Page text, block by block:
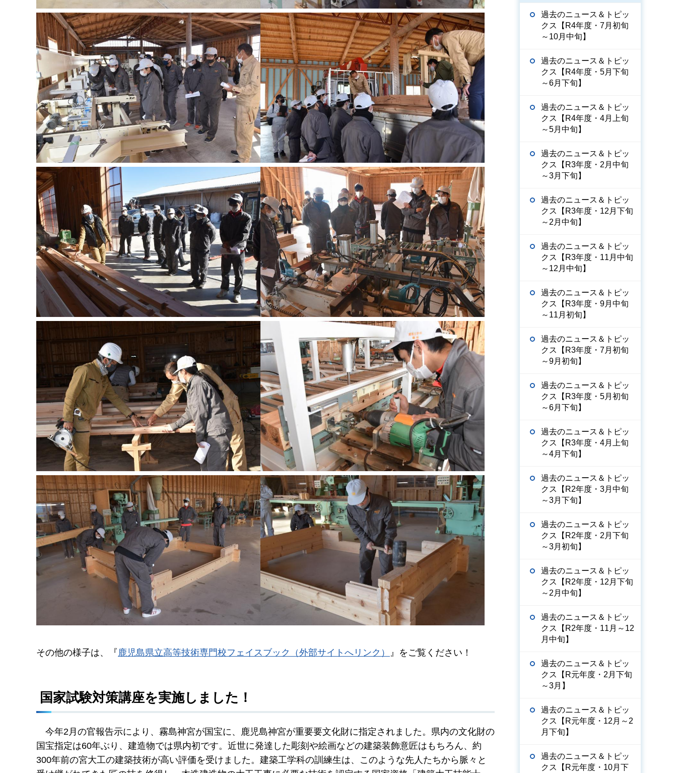
その他の様子は、『 鹿児島県立高等技術専門校フェイスブック（外部サイトへリンク） 』をご覧ください！
国家試験対策講座を実施しました！
今年2月の官報告示により、霧島神宮が国宝に、鹿児島神宮が重要要文化財に指定されました。県内の文化財の
国宝指定は60年ぶり、建造物では県内初です。近世に発達した彫刻や絵画などの建築装飾意匠はもちろん、約
300年前の宮大工の建築技術が高い評価を受けました。建築工学科の訓練生は、このような先人たちから脈々と
過去のニュース＆トピッ
クス【R4年度・7月初旬
～10月中旬】
過去のニュース＆トピッ
クス【R4年度・5月下旬
～6月下旬】
過去のニュース＆トピッ
クス【R4年度・4月上旬
～5月中旬】
過去のニュース＆トピッ
クス【R3年度・2月中旬
～3月下旬】
過去のニュース＆トピッ
クス【R3年度・12月下旬
～2月中旬】
過去のニュース＆トピッ
クス【R3年度・11月中旬
～12月中旬】
過去のニュース＆トピッ
クス【R3年度・9月中旬
～11月初旬】
過去のニュース＆トピッ
クス【R3年度・7月初旬
～9月初旬】
過去のニュース＆トピッ
クス【R3年度・5月初旬
～6月下旬】
過去のニュース＆トピッ
クス【R3年度・4月上旬
～4月下旬】
過去のニュース＆トピッ
クス【R2年度・3月中旬
～3月下旬】
過去のニュース＆トピッ
クス【R2年度・2月下旬
～3月初旬】
過去のニュース＆トピッ
クス【R2年度・12月下旬
～2月中旬】
過去のニュース＆トピッ
クス【R2年度・11月～12
月中旬】
過去のニュース＆トピッ
クス【R元年度・2月下旬
～3月】
過去のニュース＆トピッ
クス【R元年度・12月～2
月下旬】
過去のニュース＆トピッ
クス【R元年度・10月下